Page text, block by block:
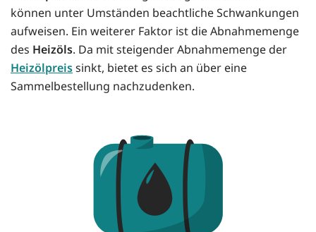
können unter Umständen beachtliche Schwankungen
aufweisen. Ein weiterer Faktor ist die Abnahmemenge
des Heizöls. Da mit steigender Abnahmemenge der
Heizölpreissinkt, bietet es sich an über eine
Sammelbestellung nachzudenken.